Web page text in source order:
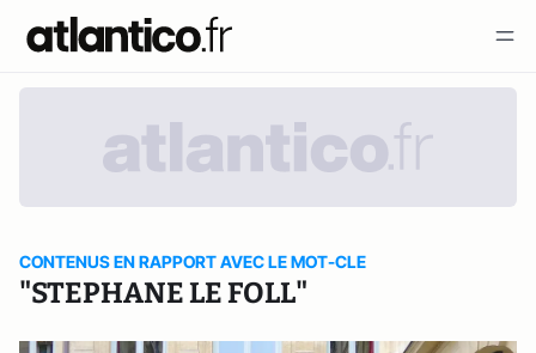
CONTENUS EN RAPPORT AVEC LE MOT-CLE
"STEPHANE LE FOLL"